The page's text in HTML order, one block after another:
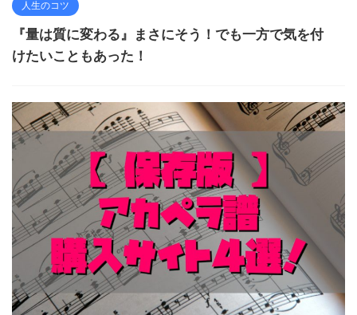
人生のコツ
『量は質に変わる』まさにそう！でも一方で気を付
けたいこともあった！